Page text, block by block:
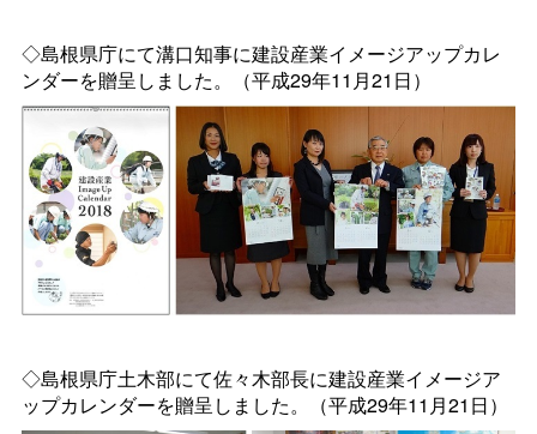
◇島根県庁にて溝口知事に建設産業イメージアップカレ
ンダーを贈呈しました。（平成29年11月21日）
◇島根県庁土木部にて佐々木部長に建設産業イメージア
ップカレンダーを贈呈しました。（平成29年11月21日）